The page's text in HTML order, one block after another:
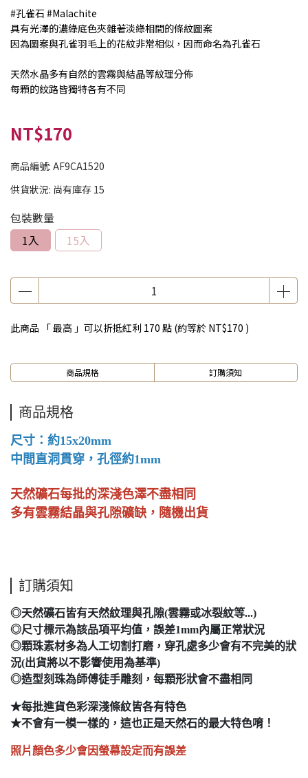
#孔雀石 #Malachite
具有光澤的濃綠底色夾雜著淡綠相間的條紋圖案
因為圖案與孔雀羽毛上的花紋非常相似，因而命名為孔雀石
天然水晶多有自然的雲霧與結晶等紋理分佈
每顆的紋路皆獨特各有不同
NT$170
商品編號: AF9CA1520
供貨狀況: 尚有庫存 15
包裝數量
1入
15入
此商品 「 最高 」可以折抵紅利 170 點 (約等於 NT$170 )
商品規格 訂購須知
商品規格
尺寸：約15x20mm
中間直洞貫穿，孔徑約1mm
天然礦石每批的深淺色澤不盡相同
多有雲霧結晶與孔隙礦缺，隨機出貨
訂購須知
◎天然礦石皆有天然紋理與孔隙(雲霧或冰裂紋等...)
◎尺寸標示為該品項平均值，誤差1mm內屬正常狀況
◎顆珠素材多為人工切割打磨，穿孔處多少會有不完美的狀
況(出貨將以不影響使用為基準)
◎造型刻珠為師傅徒手雕刻，每顆形狀會不盡相同
★每批進貨色彩深淺條紋皆各有特色
★不會有一模一樣的，這也正是天然石的最大特色唷！
照片顏色多少會因螢幕設定而有誤差